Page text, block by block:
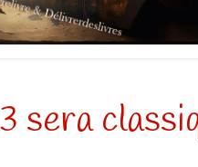
sera